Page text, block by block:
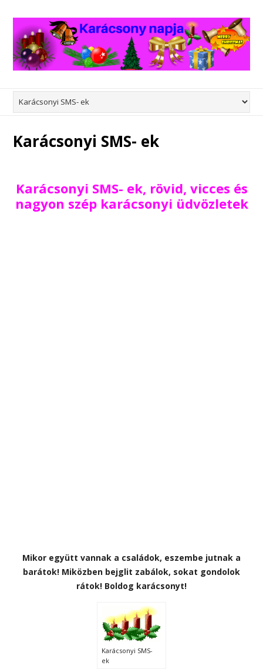
Karácsonyi SMS- ek
Karácsonyi SMS- ek, rövid, vicces és
nagyon szép karácsonyi üdvözletek
Mikor együtt vannak a családok, eszembe jutnak a
barátok! Miközben bejglit zabálok, sokat gondolok
rátok! Boldog karácsonyt!
Karácsonyi SMS-
ek